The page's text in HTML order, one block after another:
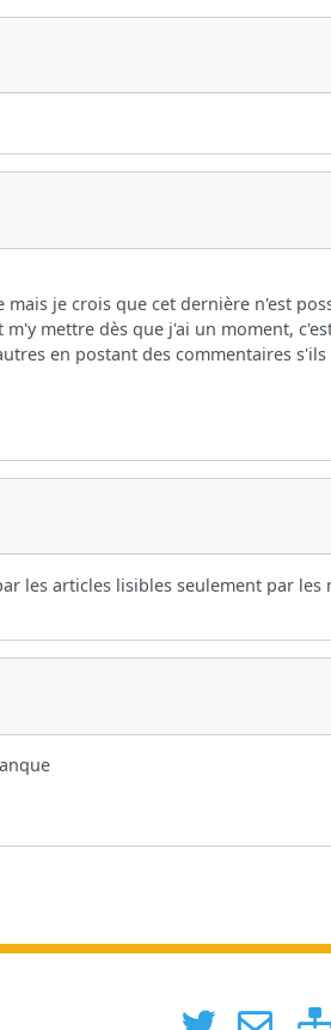
je crois que cet dernière n'est
m'y mettre dès que j'ai un moment,
en postant des commentaires
les articles lisibles seulement par